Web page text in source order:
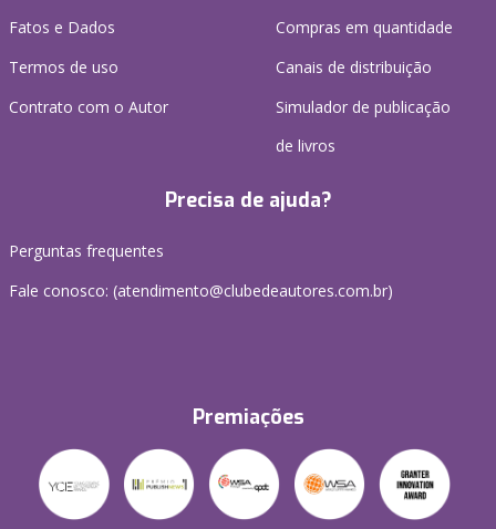
Fatos e Dados
Termos de uso
Contrato com o Autor
Compras em quantidade
Canais de distribuição
Simulador de publicação
de livros
Precisa de ajuda?
Perguntas frequentes
Fale conosco: (atendimento@clubedeautores.com.br)
Premiações